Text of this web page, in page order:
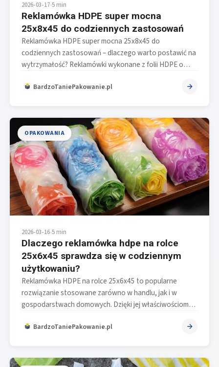
2026-03-17•5 min
Reklamówka HDPE super mocna
25x8x45 do codziennych zastosowań
Reklamówka HDPE super mocna 25x8x45 do
codziennych zastosowań – dlaczego warto postawić na
wytrzymałość? Reklamówki wykonane z folii HDPE o…
BardzoTaniePakowanie.pl
OPAKOWANIA
2026-03-16•5 min
Dlaczego reklamówka hdpe na rolce
25x6x45 sprawdza się w codziennym
użytkowaniu?
Reklamówka HDPE na rolce 25x6x45 to popularne
rozwiązanie stosowane zarówno w handlu, jak i w
gospodarstwach domowych. Dzięki jej właściwościom…
BardzoTaniePakowanie.pl